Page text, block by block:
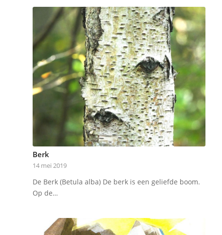
Berk
14 mei 2019
De Berk (Betula alba) De berk is een geliefde boom.
Op de…